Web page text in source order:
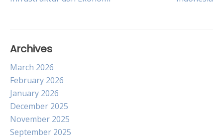
navigation
Archives
March 2026
February 2026
January 2026
December 2025
November 2025
September 2025